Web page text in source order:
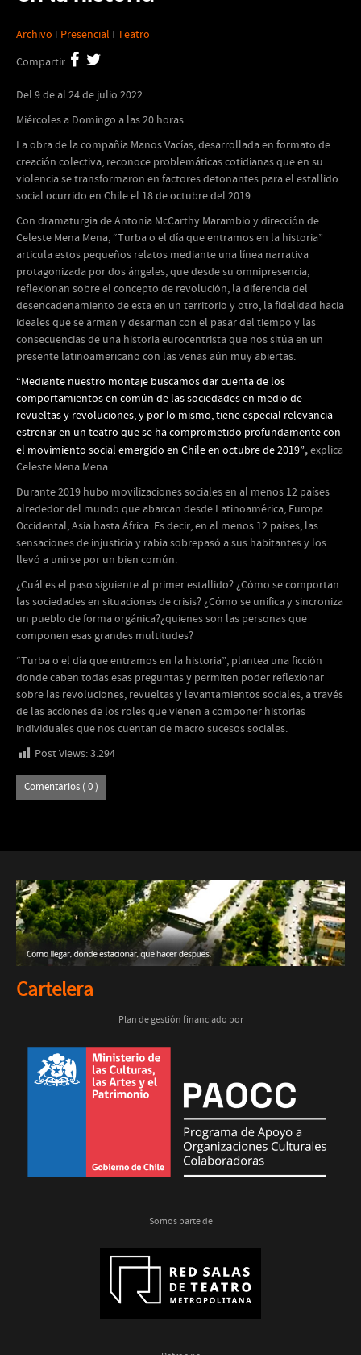
Archivo I Presencial I Teatro
Compartir:
Del 9 de al 24 de julio 2022
Miércoles a Domingo a las 20 horas
La obra de la compañía Manos Vacías, desarrollada en formato de
creación colectiva, reconoce problemáticas cotidianas que en su
violencia se transformaron en factores detonantes para el estallido
social ocurrido en Chile el 18 de octubre del 2019.
Con dramaturgia de Antonia McCarthy Marambio y dirección de
Celeste Mena Mena, “Turba o el día que entramos en la historia”
articula estos pequeños relatos mediante una línea narrativa
protagonizada por dos ángeles, que desde su omnipresencia,
reflexionan sobre el concepto de revolución, la diferencia del
desencadenamiento de esta en un territorio y otro, la fidelidad hacia
ideales que se arman y desarman con el pasar del tiempo y las
consecuencias de una historia eurocentrista que nos sitúa en un
presente latinoamericano con las venas aún muy abiertas.
“Mediante nuestro montaje buscamos dar cuenta de los
comportamientos en común de las sociedades en medio de
revueltas y revoluciones, y por lo mismo, tiene especial relevancia
estrenar en un teatro que se ha comprometido profundamente con
el movimiento social emergido en Chile en octubre de 2019”,explica
Celeste Mena Mena.
Durante 2019 hubo movilizaciones sociales en al menos 12 países
alrededor del mundo que abarcan desde Latinoamérica, Europa
Occidental, Asia hasta África. Es decir, en al menos 12 países, las
sensaciones de injusticia y rabia sobrepasó a sus habitantes y los
llevó a unirse por un bien común.
¿Cuál es el paso siguiente al primer estallido? ¿Cómo se comportan
las sociedades en situaciones de crisis? ¿Cómo se unifica y sincroniza
un pueblo de forma orgánica?¿quienes son las personas que
componen esas grandes multitudes?
“Turba o el día que entramos en la historia”, plantea una ficción
donde caben todas esas preguntas y permiten poder reflexionar
sobre las revoluciones, revueltas y levantamientos sociales, a través
de las acciones de los roles que vienen a componer historias
individuales que nos cuentan de macro sucesos sociales.
Post Views:3.294
Comentarios ( 0 )
Cartelera
Plan de gestión financiado por
Somos parte de